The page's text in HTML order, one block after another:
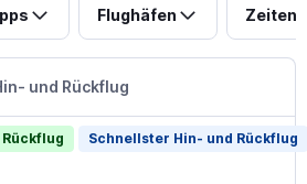
Flughäfen Zeiten
und Rückflug
Schnellster Hin- und Rückflug